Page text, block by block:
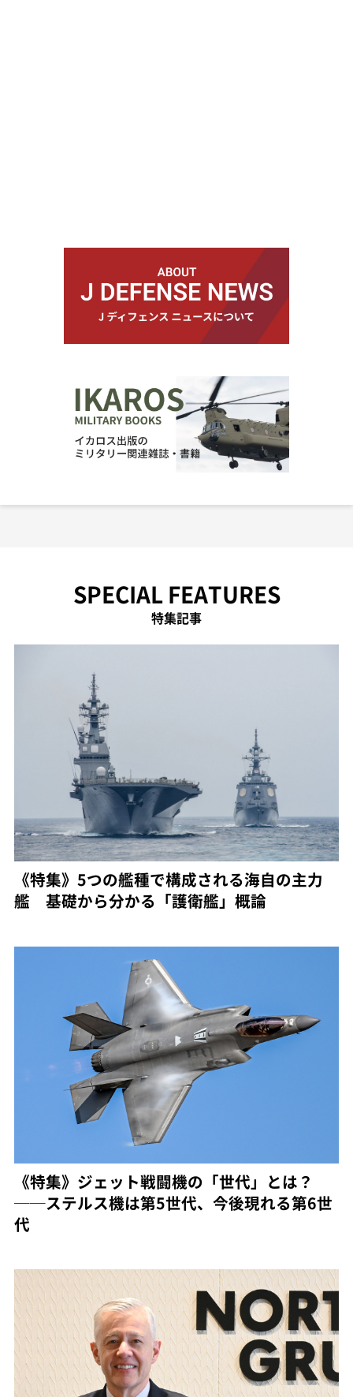
SPECIAL FEATURES
特集記事
《特集》5つの艦種で構成される海自の主力
艦 基礎から分かる「護衛艦」概論
《特集》ジェット戦闘機の「世代」とは？
──ステルス機は第5世代、今後現れる第6世
代